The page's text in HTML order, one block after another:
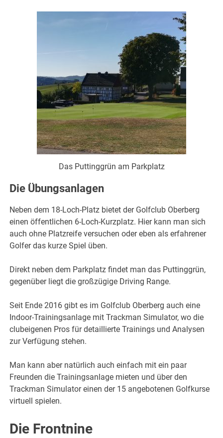
Das Puttinggrün am Parkplatz
Die Übungsanlagen
Neben dem 18-Loch-Platz bietet der Golfclub Oberberg
einen öffentlichen 6-Loch-Kurzplatz. Hier kann man sich
auch ohne Platzreife versuchen oder eben als erfahrener
Golfer das kurze Spiel üben.
Direkt neben dem Parkplatz findet man das Puttinggrün,
gegenüber liegt die großzügige Driving Range.
Seit Ende 2016 gibt es im Golfclub Oberberg auch eine
Indoor-Trainingsanlage mit Trackman Simulator, wo die
clubeigenen Pros für detaillierte Trainings und Analysen
zur Verfügung stehen.
Man kann aber natürlich auch einfach mit ein paar
Freunden die Trainingsanlage mieten und über den
Trackman Simulator einen der 15 angebotenen Golfkurse
virtuell spielen.
Die Frontnine